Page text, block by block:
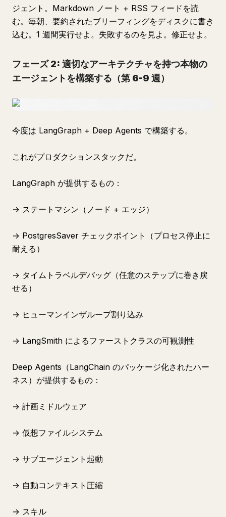
ジェント。Markdown ノート + RSS フィードを読
む。毎朝、要約されたブリーフィングをディスクに書き
込む。1 週間実行せよ。失敗するのを見よ。修正せよ。
フェーズ 2: 適切なアーキテクチャを持つ本物の
エージェントを構築する（第 6-9 週）
今度は LangGraph + Deep Agents で構築する。
これがプロダクションスタックだ。
LangGraph が提供するもの：
→ ステートマシン（ノード + エッジ）
→ PostgresSaver チェックポイント（プロセス停止に
耐える）
→ タイムトラベルデバッグ（任意のステップに巻き戻
せる）
→ ヒューマンインザループ割り込み
→ LangSmith によるファーストクラスの可観測性
Deep Agents（LangChain のパッケージ化されたハー
ネス）が提供するもの：
→ 計画ミドルウェア
→ 仮想ファイルシステム
→ サブエージェント起動
→ 自動コンテキスト圧縮
→ スキル